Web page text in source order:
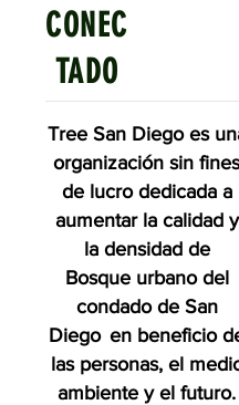
CONEC
TADO
Tree San Diego es
organización sin fines
de lucro dedicada a
aumentar la calidad y
la densidad de
Bosque urbano del
condado de San
Diego en beneficio
las personas, el
ambiente y el futuro.